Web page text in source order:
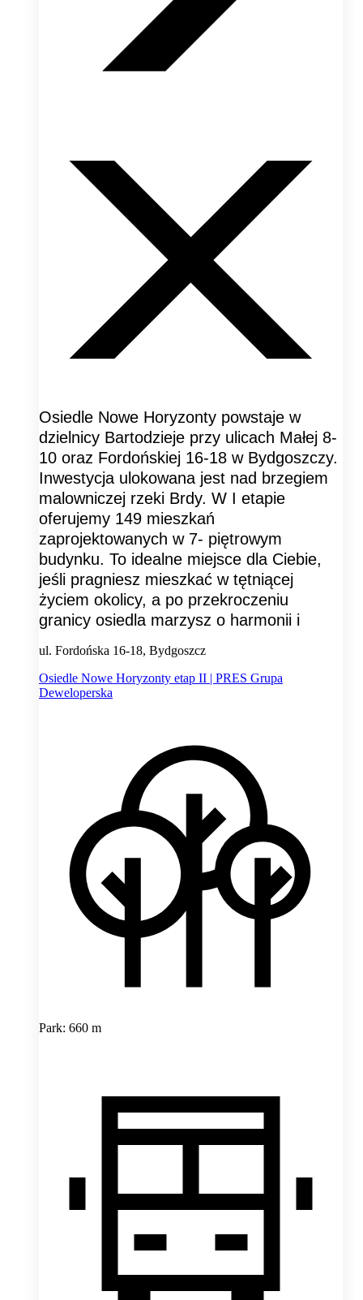
Osiedle Nowe Horyzonty powstaje w
dzielnicy Bartodzieje przy ulicach Małej 8-
10 oraz Fordońskiej 16-18 w Bydgoszczy.
Inwestycja ulokowana jest nad brzegiem
malowniczej rzeki Brdy. W I etapie
oferujemy 149 mieszkań
zaprojektowanych w 7- piętrowym
budynku. To idealne miejsce dla Ciebie,
jeśli pragniesz mieszkać w tętniącej
życiem okolicy, a po przekroczeniu
granicy osiedla marzysz o harmonii i
ul. Fordońska 16-18, Bydgoszcz
Osiedle Nowe Horyzonty etap II | PRES Grupa
Deweloperska
Park: 660 m